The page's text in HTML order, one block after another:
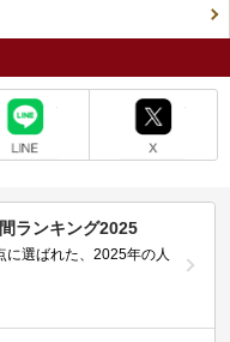
ランキング2025
選ばれた、2025年の人